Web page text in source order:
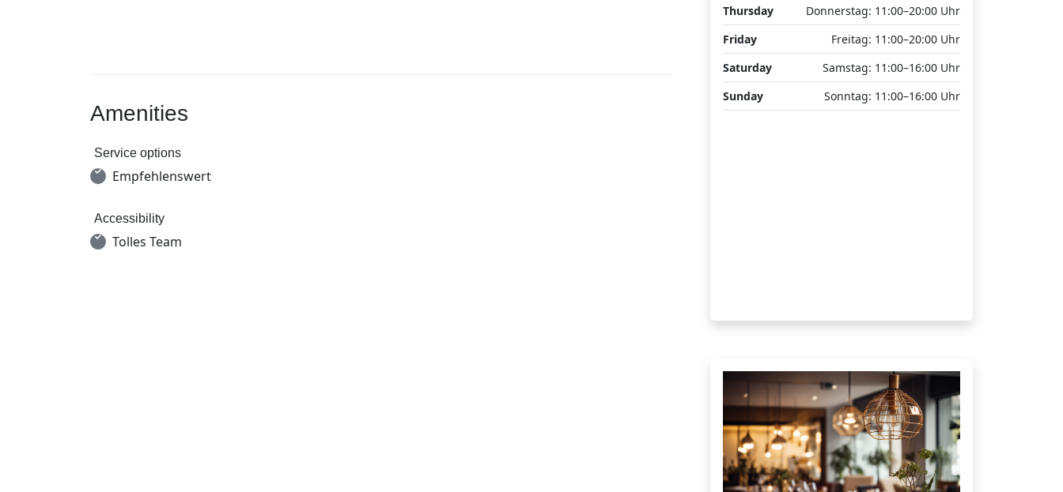
Amenities
Service options
Empfehlenswert
Accessibility
Tolles Team
Thursday
Donnerstag: 11:00–20:00 Uhr
Friday
Freitag: 11:00–20:00 Uhr
Saturday
Samstag: 11:00–16:00 Uhr
Sunday
Sonntag: 11:00–16:00 Uhr